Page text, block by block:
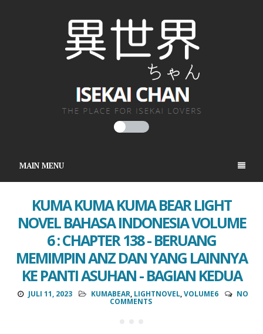
MAIN MENU
KUMA KUMA KUMA BEAR LIGHT
NOVEL BAHASA INDONESIA VOLUME
6 : CHAPTER 138 - BERUANG
MEMIMPIN ANZ DAN YANG LAINNYA
KE PANTI ASUHAN - BAGIAN KEDUA
JULI 11, 2023 KUMABEAR, LIGHTNOVEL,VOLUME6 NO
COMMENTS